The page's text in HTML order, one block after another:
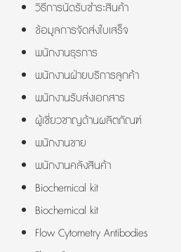
วิธีการนัดรับชำระสินค้า
ข้อมูลการจัดส่งใบเสร็จ
พนักงานธุรการ
พนักงานฝ่ายบริการลูกค้า
พนักงานรับส่งเอกสาร
ผู้เชี่ยวชาญด้านผลิตภัณฑ์
พนักงานขาย
พนักงานคลังสินค้า
Biochemical kit
Biochemical kit
Flow Cytometry Antibodies